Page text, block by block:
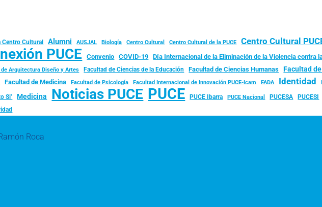
Centro Cultural Alumni AUSJAL Biología Centro Cultural Centro Cultural de la PUCE Centro Cultural
PUCE Convenio COVID-19 Día Internacional de la Eliminación de la Violencia contra
Arquitectura Diseño y Artes Facultad de Ciencias de la Educación Facultad de Ciencias Humanas Facultad
Facultad de Medicina Facultad de Psicología Facultad Internacional de Innovación PUCE-Icam FADA Identidad
Si’ Medicina Noticias PUCE PUCE PUCE Ibarra PUCE Nacional PUCESA PUCESI
Roca